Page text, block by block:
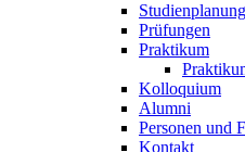
Studienplanung
Prüfungen
Praktikum
Kolloquium
Alumni
Personen und
Kontakt